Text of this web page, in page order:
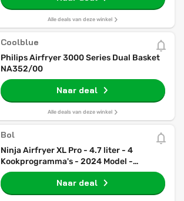
Alle deals van deze winkel
Coolblue
Philips Airfryer 3000 Series Dual Basket
NA352/00
Naar deal
Alle deals van deze winkel
Bol
Ninja Airfryer XL Pro - 4.7 liter - 4
Kookprogramma's - 2024 Model -
AF140EU
Naar deal